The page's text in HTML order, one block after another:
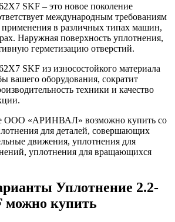
SKF – это новое поколение
международным требованиям
применения в различных типах машин,
Наружная поверхность уплотнения,
герметизацию отверстий.
SKF из износостойкого материала
вашего оборудования, сократит
техники и качество
ООО «АРИНВАЛ» возможно купить со
для деталей, совершающих
движения, уплотнения для
уплотнения для вращающихся
Уплотнение 2.2-
можно купить